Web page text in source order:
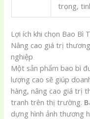
trọng,
Lợi ích khi chọn Bao Bì
Nâng cao giá trị
nghiệp
Một sản phẩm bao bì
lượng cao sẽ giúp
hàng, nâng cao giá trị
tranh trên thị trường.
dựng hình ảnh thương